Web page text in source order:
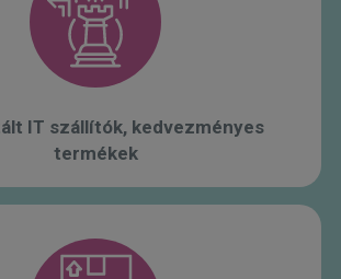
IT szállítók, kedvezményes
termékek